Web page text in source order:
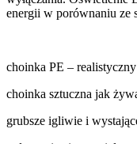
energii w porównaniu ze
choinka PE –
choinka sztuczna jak
grubsze igliwie i